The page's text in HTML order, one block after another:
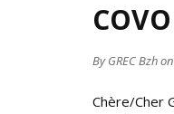
ByGREC Bzh
Chère/Cher